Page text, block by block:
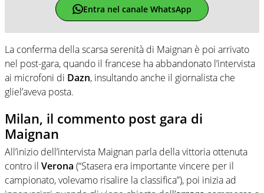
Entra nel canale WhatsApp
La conferma della scarsa serenità di Maignan è poi arrivato
nel post-gara, quando il francese ha abbandonato l’intervista
ai microfoni di Dazn, insultando anche il giornalista che
gliel’aveva posta.
Milan, il commento post gara di
Maignan
All’inizio dell’intervista Maignan parla della vittoria ottenuta
contro il Verona (“Stasera era importante vincere per il
campionato, volevamo risalire la classifica”), poi inizia ad